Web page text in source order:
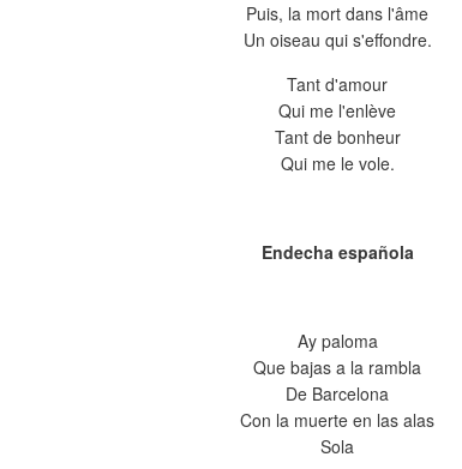
Puis, la mort dans l'âme
Un oiseau qui s'effondre.
Tant d'amour
Qui me l'enlève
Tant de bonheur
Qui me le vole.
Endecha española
Ay paloma
Que bajas a la rambla
De Barcelona
Con la muerte en las alas
Sola